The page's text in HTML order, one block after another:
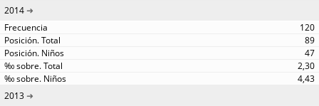
2014
120
89
47
2,30
4,43
2013